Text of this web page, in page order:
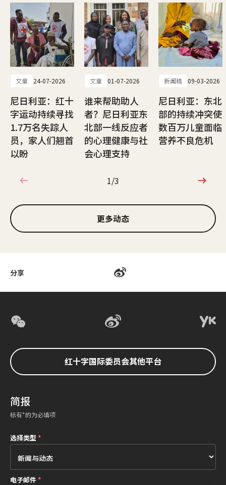
分享
文章 24-07-2026
尼日利亚：红十
字运动持续寻找
1.7万名失踪人
员，家人们翘首
以盼
文章 01-07-2026
谁来帮助助人
者？尼日利亚东
北部一线反应者
的心理健康与社
会心理支持
新闻稿 09-03-2026
尼日利亚：东北
部的持续冲突使
数百万儿童面临
营养不良危机
1/3
1/3
更多动态
红十字国际委员会其他平台
简报
标有*的为必填项
选择类型*
电子邮件*